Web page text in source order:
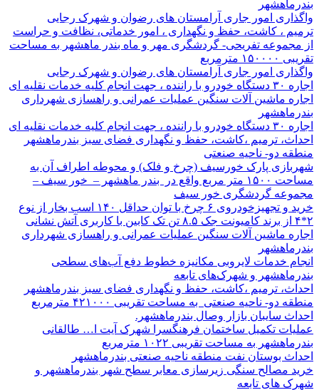
بندرماهشهر
واگذاری امور جاری آرامستان های رضوان و شهرک رجایی
ترمیم ، کاشت، حفظ و نگهداری ، امور خدماتی، نظافت و حراست
از مجموعه تفریحی- گردشگری مهر و ماه بندر ماهشهر به مساحت
تقریبی ۱۵۰۰۰۰ مترمربع
واگذاری امور جاری آرامستان های رضوان و شهرک رجایی
اجاره ۳۰ دستگاه خودرو با راننده ، جهت انجام کلیه خدمات نقلیه ای
اجاره ماشین آلات سنگین عملیات عمرانی و راهسازی شهرداری
بندرماهشهر
اجاره ۳۰ دستگاه خودرو با راننده ، جهت انجام کلیه خدمات نقلیه ای
احداث، ترمیم ،کاشت، حفظ و نگهداری فضای سبز بندرماهشهر
منطقه دو- ناحیه صنعتی
شهربازی پارک خورسیف (چرخ و فلک) و محوطه اطراف آن به
مساحت ۱۵۰۰ متر مربع واقع در بندر ماهشهر – خور سیف –
مجموعه گردشگری خور سیف
خرید و تجهیزخودروی ۶ چرخ با توان حداقل ۱۴۰ اسب بخار از نوع
۲*۴ از برند کامیونت جک ۸.۵ تن تک کابین با کاربری آتش نشانی
اجاره ماشین آلات سنگین عملیات عمرانی و راهسازی شهرداری
بندرماهشهر
انجام خدمات لایروبی مکانیزه خطوط دفع آب‌های سطحی
بندرماهشهر و شهرک‌های تابعه
احداث، ترمیم ،کاشت، حفظ و نگهداری فضای سبز بندرماهشهر
منطقه دو- ناحیه صنعتی به مساحت تقریبی ۴۲۱۰۰۰ مترمربع
احداث سایبان بازار وصال بندرماهشهر.
عملیات تکمیل ساختمان فرهنگسرا شهرک آیت ا… طالقانی
بندرماهشهر به مساحت تقریبی ۱۰۲۲ مترمربع
احداث بوستان نفت منطقه ناحیه صنعتی بندرماهشهر
خرید مصالح سنگی زیرسازی معابر سطح شهر بندرماهشهر و
شهرک های تابعه